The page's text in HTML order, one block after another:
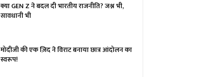
क्या GEN Z ने बदल दी भारतीय राजनीति? जश्न भी,
सावधानी भी
मोदीजी की एक ज़िद ने विराट बनाया छात्र आंदोलन का
स्वरूप!